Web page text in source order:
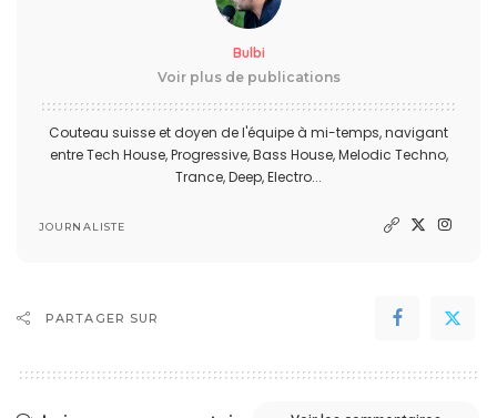
Bulbi
Voir plus de publications
Couteau suisse et doyen de l'équipe à mi-temps, navigant
entre Tech House, Progressive, Bass House, Melodic Techno,
Trance, Deep, Electro...
JOURNALISTE
PARTAGER SUR